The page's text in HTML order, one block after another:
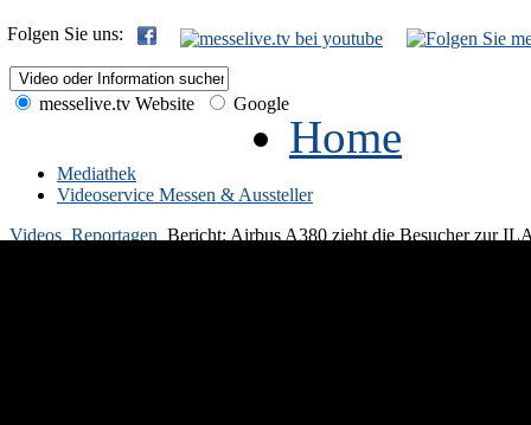
Folgen Sie uns:
messelive.tv Website Google
Home
Mediathek
Videoservice Messen & Aussteller
Videos Reportagen Bericht: Airbus A380 zieht die Besucher zur